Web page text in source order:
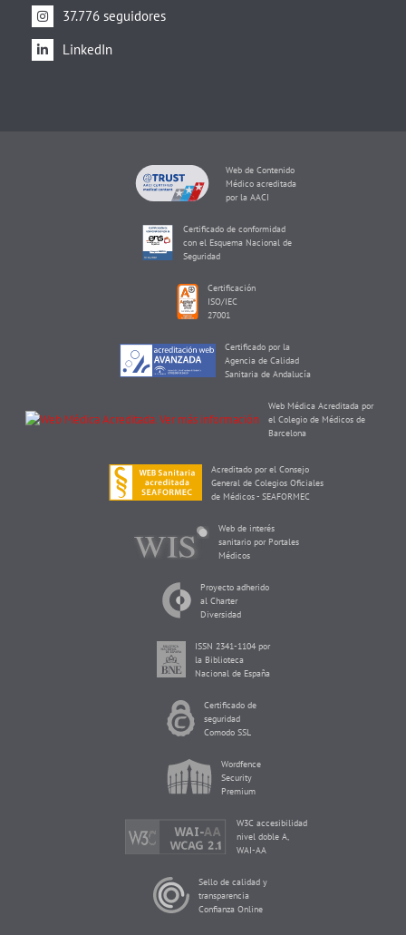
37.776 seguidores
LinkedIn
Web de Contenido
Médico acreditada
por la AACI
Certificado de conformidad
con el Esquema Nacional de
Seguridad
Certificación
ISO/IEC
27001
Certificado por la
Agencia de Calidad
Sanitaria de Andalucía
Web Médica Acreditada por
el Colegio de Médicos de
Barcelona
Acreditado por el Consejo
General de Colegios Oficiales
de Médicos - SEAFORMEC
Web de interés
sanitario por Portales
Médicos
Proyecto adherido
al Charter
Diversidad
ISSN 2341-1104 por
la Biblioteca
Nacional de España
Certificado de
seguridad
Comodo SSL
Wordfence
Security
Premium
W3C accesibilidad
nivel doble A,
WAI-AA
Sello de calidad y
transparencia
Confianza Online